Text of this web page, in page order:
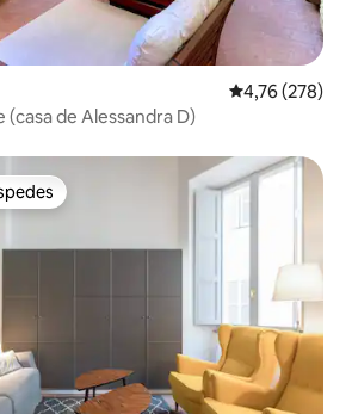
Classificação
4,76 (278)
(casa de Alessandra D)
mais apreciados